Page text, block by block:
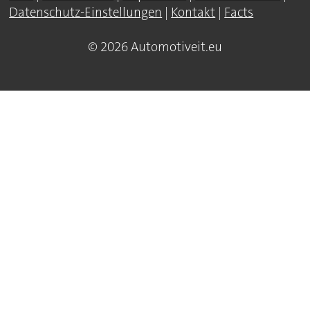
Datenschutz-Einstellungen | Kontakt | Facts
© 2026 Automotiveit.eu